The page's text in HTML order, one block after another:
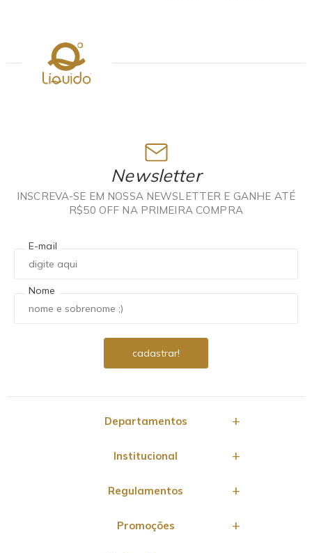
Newsletter
INSCREVA-SE EM NOSSA NEWSLETTER E GANHE ATÉ
R$50 OFF NA PRIMEIRA COMPRA
E-mail
Nome
Departamentos
Institucional
Regulamentos
Promoções